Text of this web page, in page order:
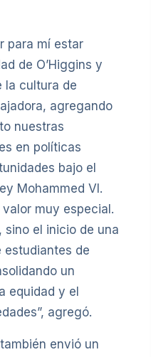
para mí estar
de O’Higgins y
la cultura de
agregando
nuestras
en políticas
bajo el
Mohammed VI.
muy especial.
sino el inicio de una
estudiantes de
un
equidad y el
agregó.
envió un